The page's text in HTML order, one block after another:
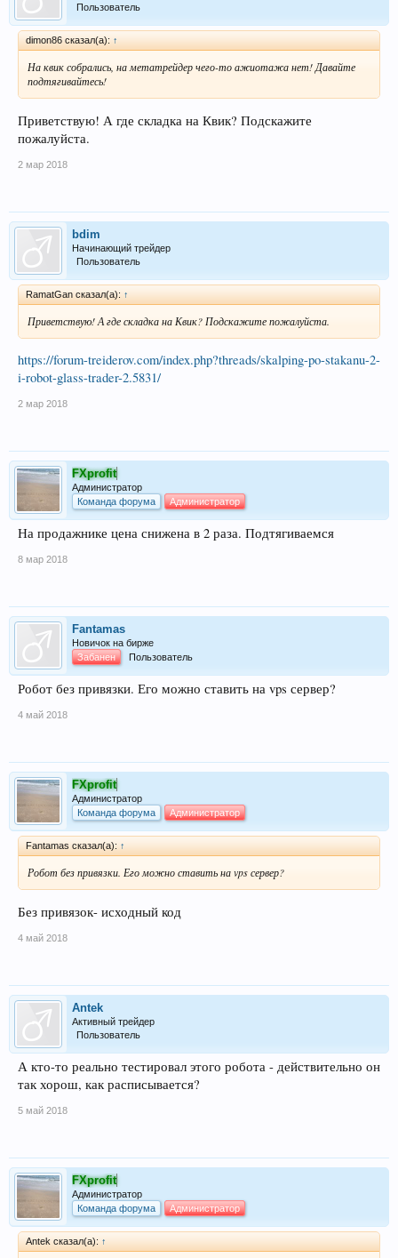
Пользователь
dimon86 сказал(а): ↑
На квик собрались, на метатрейдер чего-то ажиотажа нет! Давайте
подтягивайтесь!
Приветствую! А где складка на Квик? Подскажите
пожалуйста.
2 мар 2018
bdim
Начинающий трейдер
Пользователь
RamatGan сказал(а): ↑
Приветствую! А где складка на Квик? Подскажите пожалуйста.
https://forum-treiderov.com/index.php?threads/skalping-po-stakanu-2-
i-robot-glass-trader-2.5831/
2 мар 2018
FXprofit
Администратор
Команда форума
Администратор
На продажнике цена снижена в 2 раза. Подтягиваемся
8 мар 2018
Fantamas
Новичок на бирже
Забанен
Пользователь
Робот без привязки. Его можно ставить на vps сервер?
4 май 2018
FXprofit
Администратор
Команда форума
Администратор
Fantamas сказал(а): ↑
Робот без привязки. Его можно ставить на vps сервер?
Без привязок- исходный код
4 май 2018
Antek
Активный трейдер
Пользователь
А кто-то реально тестировал этого робота - действительно он
так хорош, как расписывается?
5 май 2018
FXprofit
Администратор
Команда форума
Администратор
Antek сказал(а): ↑